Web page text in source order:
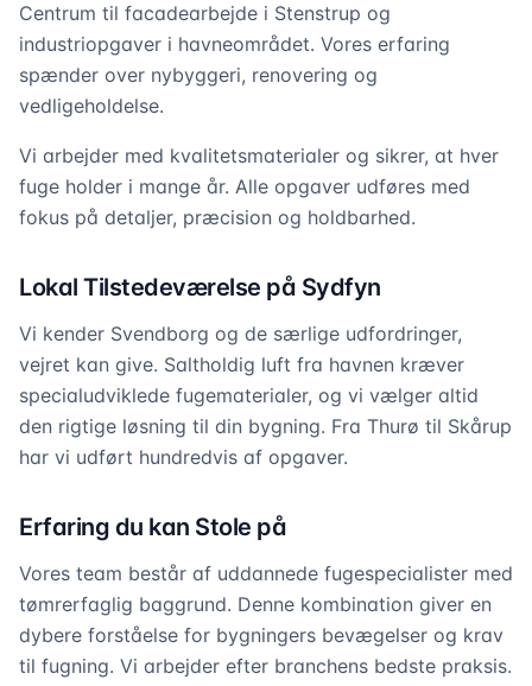
Centrum til facadearbejde i Stenstrup og
industriopgaver i havneområdet. Vores erfaring
spænder over nybyggeri, renovering og
vedligeholdelse.
Vi arbejder med kvalitetsmaterialer og sikrer, at hver
fuge holder i mange år. Alle opgaver udføres med
fokus på detaljer, præcision og holdbarhed.
Lokal Tilstedeværelse på Sydfyn
Vi kender Svendborg og de særlige udfordringer,
vejret kan give. Saltholdig luft fra havnen kræver
specialudviklede fugematerialer, og vi vælger altid
den rigtige løsning til din bygning. Fra Thurø til Skårup
har vi udført hundredvis af opgaver.
Erfaring du kan Stole på
Vores team består af uddannede fugespecialister med
tømrerfaglig baggrund. Denne kombination giver en
dybere forståelse for bygningers bevægelser og krav
til fugning. Vi arbejder efter branchens bedste praksis.